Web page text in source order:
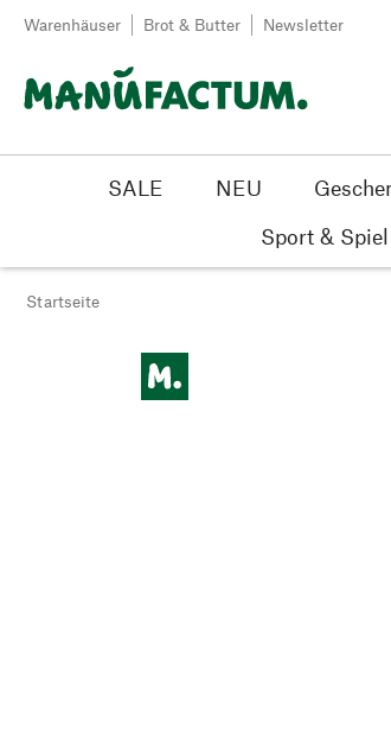
Zum Inhalt springen
Warenhäuser Brot & Butter Newsletter
SALE NEU
Sport & Spiel
Startseite